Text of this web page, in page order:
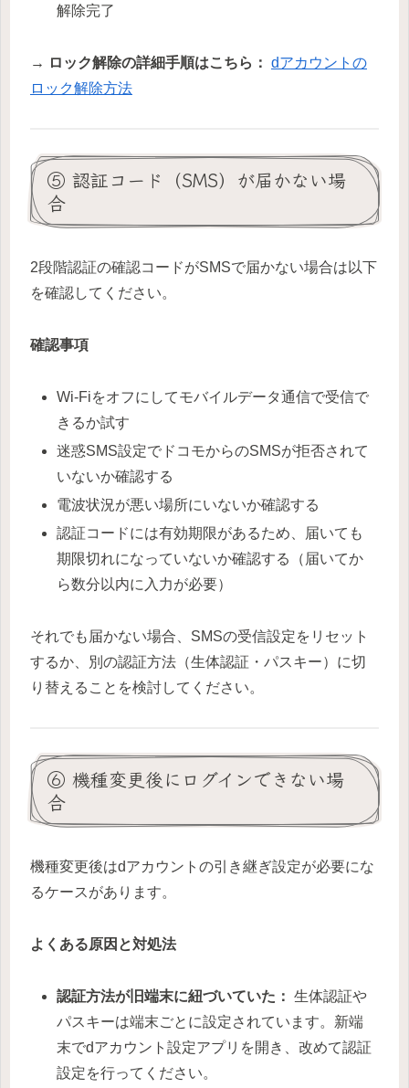
解除完了
→ ロック解除の詳細手順はこちら： dアカウントの
ロック解除方法
⑤ 認証コード（SMS）が届かない場
合
2段階認証の確認コードがSMSで届かない場合は以下
を確認してください。
確認事項
Wi-Fiをオフにしてモバイルデータ通信で受信で
きるか試す
迷惑SMS設定でドコモからのSMSが拒否されて
いないか確認する
電波状況が悪い場所にいないか確認する
認証コードには有効期限があるため、届いても
期限切れになっていないか確認する（届いてか
ら数分以内に入力が必要）
それでも届かない場合、SMSの受信設定をリセット
するか、別の認証方法（生体認証・パスキー）に切
り替えることを検討してください。
⑥ 機種変更後にログインできない場
合
機種変更後はdアカウントの引き継ぎ設定が必要にな
るケースがあります。
よくある原因と対処法
認証方法が旧端末に紐づいていた： 生体認証や
パスキーは端末ごとに設定されています。新端
末でdアカウント設定アプリを開き、改めて認証
設定を行ってください。